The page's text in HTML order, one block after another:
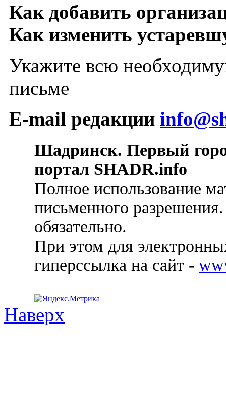
Как добавить
Как изменить
Укажите всю
письме
E-mail редакции
Шадринск. Первый
портал SHADR.info
Полное использование
письменного
обязательно.
При этом для
гиперссылка на сайт -
Наверх